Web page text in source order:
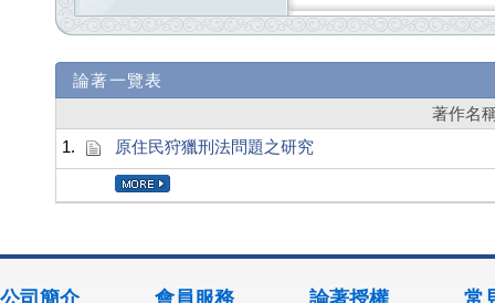
論著一覽表
著作名
1.
原住民狩獵刑法問題之研究
公司簡介 會員服務 論著授權 常